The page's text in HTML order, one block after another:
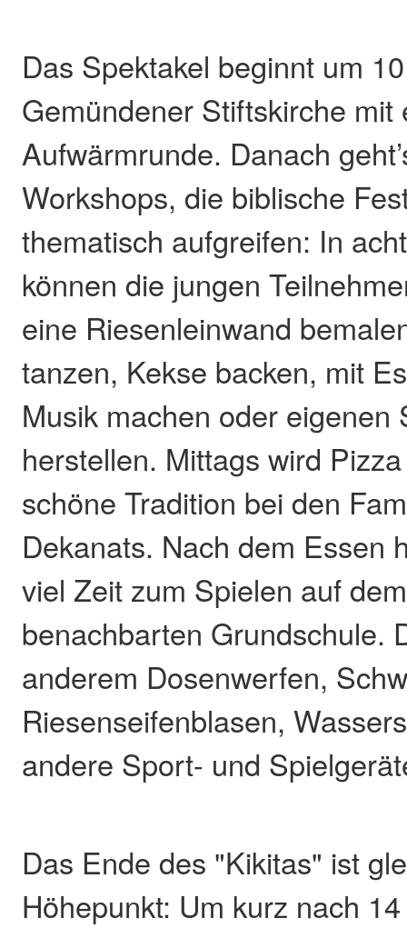
Das Spektakel beginnt um
Gemündener Stiftskirche mit
Aufwärmrunde. Danach
Workshops, die biblische
thematisch aufgreifen: In
können die jungen
eine Riesenleinwand
tanzen, Kekse backen, mit
Musik machen oder eigenen
herstellen. Mittags wird
schöne Tradition bei den
Dekanats. Nach dem Essen
viel Zeit zum Spielen auf
benachbarten Grundschule.
anderem Dosenwerfen,
Riesenseifenblasen,
andere Sport- und
Das Ende des "Kikitas" ist
Höhepunkt: Um kurz nach